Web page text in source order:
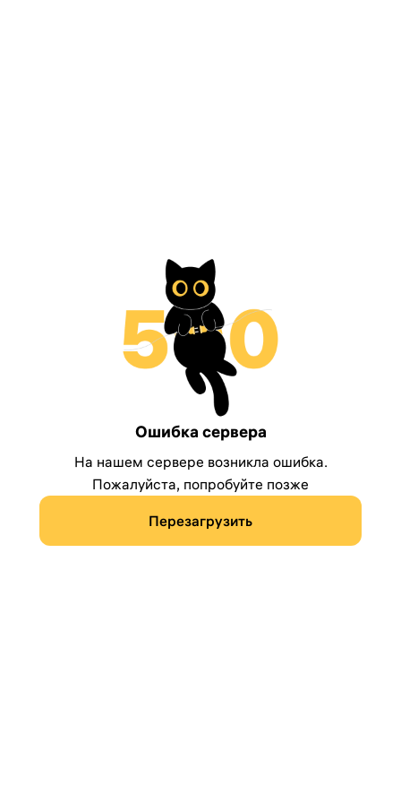
Ошибка сервера
На нашем сервере возникла ошибка.
Пожалуйста, попробуйте позже
Перезагрузить